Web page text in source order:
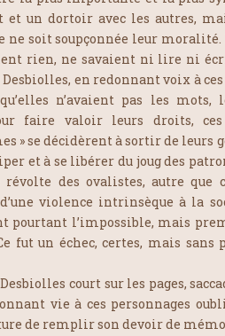
un dortoir avec les autres,
ne soit soupçonnée leur moralité.
rien, ne savaient ni lire ni
en redonnant voix à
n’avaient pas les
faire valoir leurs droits, ces
» se décidèrent à sortir de leurs
et à se libérer du joug des
révolte des ovalistes, autre que
violence intrinsèque à la
pourtant l’impossible, mais
fut un échec, certes, mais sans
court sur les pages,
vie à ces personnages
de remplir son devoir de